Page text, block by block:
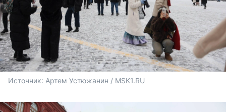
Источник: Артем Устюжанин / MSK1.RU